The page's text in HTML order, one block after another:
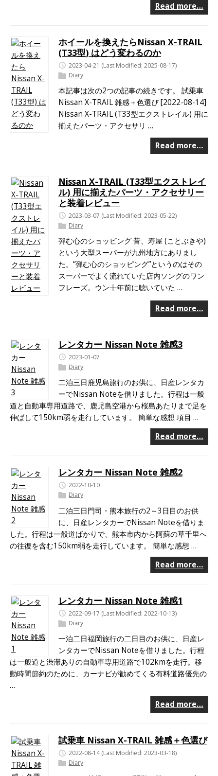
Read more…
ホイールを換えたらNissan X-TRAIL
(T33型) はどう変わるのか
2023-04-21 (Last Modified: 2025-08-17)
Diary
本記事は次の2つの記事の続きです。 試乗車
Nissan X-TRAIL 雑感＋色選び [2022-08-14]
Nissan X-TRAIL (T33型エクストレイル) 用に
揃えたパーツ・アクセサリ …
Read more…
Nissan X-TRAIL (T33型エクストレイ
ル) 用に揃えたパーツ・アクセサリー
と装着レビュー
2023-03-07 (Last Modified: 2023-05-22)
Diary
弾む心のショッピング 昔、寿屋 (ことぶきや)
という大型スーパーが九州地方にありまし
た。“弾む心のショッピング”というのはその
スーパーでよく流れていた店内ソングのワン
フレーズ。ウン十年前に聴いていた …
Read more…
レンタカー Nissan Note 雑感3
2023-01-07
Diary
二泊三日鹿児島旅行のお供に、日産レンタカ
ーでNissan Noteを借りました。行程は一般
道と自動車専用道路で、鹿児島空港から桜島あたりまで足を
伸ばして150km弱を走行しています。 簡単な感想 項目 …
Read more…
レンタカー Nissan Note 雑感2
2022-10-10
Diary
二泊三日門司・熊本旅行の2～3日目のお供
に、日産レンタカーでNissan Noteを借りま
した。行程は一般道ばかりで、熊本市内から阿蘇の草千里へ
の往復を含む150km弱を走行しています。 簡単な感想 …
Read more…
レンタカー Nissan Note 雑感1
2022-09-17 (Last Modified: 2022-10-13)
Diary
一泊二日福岡旅行の二日目のお供に、日産レ
ンタカーでNissan Noteを借りました。行程
は一般道と渋滞ありの自動車専用道路で102kmを走行。移
動時間節約のために、カーナビが勧めてくる有料道路優先の
…
Read more…
試乗車 Nissan X-TRAIL 雑感＋色選び
2022-08-14 (Last Modified: 2023-03-18)
Diary